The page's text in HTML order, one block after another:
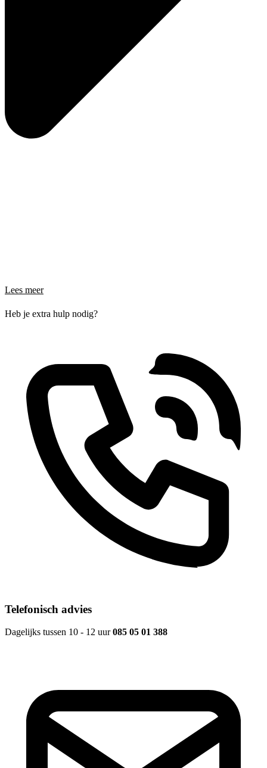
Lees meer
Heb je extra hulp nodig?
Telefonisch advies
Dagelijks tussen 10 - 12 uur085 05 01 388